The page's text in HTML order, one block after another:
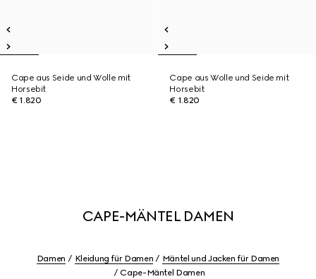
Cape aus Seide und Wolle mit
Horsebit
€ 1.820
Cape aus Wolle und Seide mit
Horsebit
€ 1.820
CAPE-MÄNTEL DAMEN
Damen Kleidung für Damen
Mäntel und Jacken für Damen
Cape-Mäntel Damen